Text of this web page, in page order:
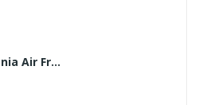
Air Fr...